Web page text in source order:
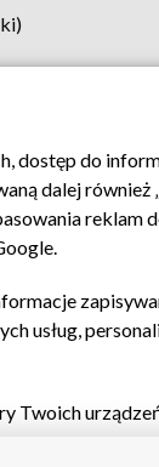
Kontakt
dostęp do
dalej również
reklam
usług,
Twoich